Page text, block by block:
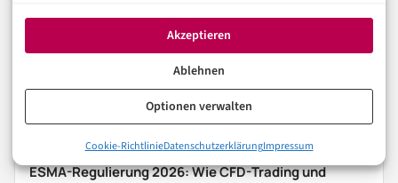
Akzeptieren
Ablehnen
Optionen verwalten
Cookie-RichtlinieDatenschutzerklärungImpressum
CYBERSECURITY FINTECH
Finanzen & FinTech
VORHERIGER ARTIKEL
ESMA-Regulierung 2026: Wie CFD-Trading und